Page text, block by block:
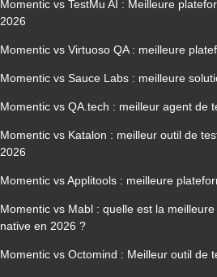
Momentic vs TestMu AI : Meilleure
2026
Momentic vs Virtuoso QA : meilleure
Momentic vs Sauce Labs : meilleure
Momentic vs QA.tech : meilleur agent de
Momentic vs Katalon : meilleur outil de
2026
Momentic vs Applitools : meilleure
Momentic vs Mabl : quelle est la
native en 2026 ?
Momentic vs Octomind : Meilleur outil de